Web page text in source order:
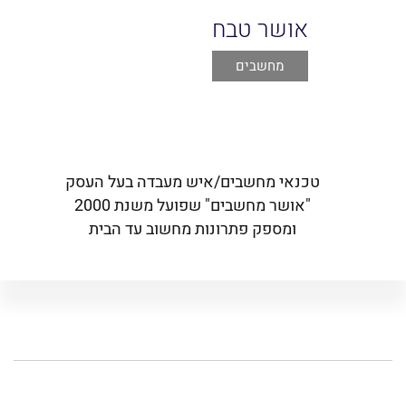
אושר טבח
מחשבים
טכנאי מחשבים/איש מעבדה בעל העסק
"אושר מחשבים" שפועל משנת 2000
ומספק פתרונות מחשוב עד הבית